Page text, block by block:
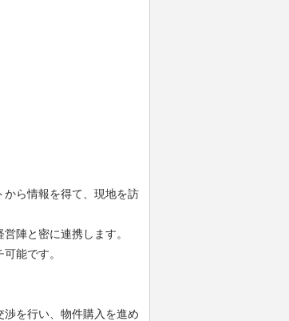
ら情報を得て、現地を訪
陣と密に連携します。
能です。
を行い、物件購入を進め